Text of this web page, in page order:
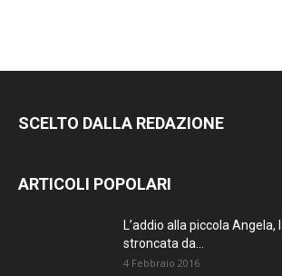
SCELTO DALLA REDAZIONE
ARTICOLI POPOLARI
L’addio alla piccola
stroncata da...
4 Febbraio 2016